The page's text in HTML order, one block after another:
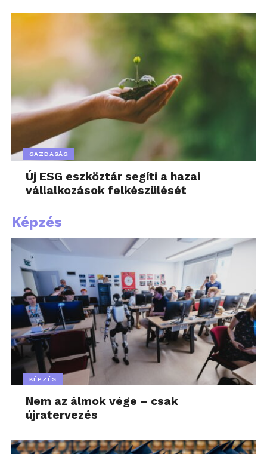
GAZDASÁG
Új ESG eszköztár segíti a hazai
vállalkozások felkészülését
Képzés
KÉPZÉS
Nem az álmok vége – csak
újratervezés